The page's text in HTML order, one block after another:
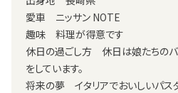
愛車 ニッサン NOTE
趣味 料理が得意です
休日の過ごし方 休日は娘たちの
をしています。
将来の夢 イタリアでおいしいパス